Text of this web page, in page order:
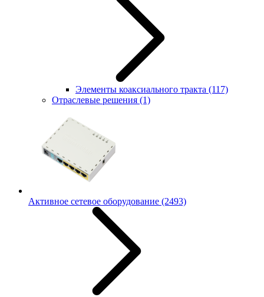
Элементы коаксиального тракта (117)
Отраслевые решения (1)
Активное сетевое оборудование (2493)